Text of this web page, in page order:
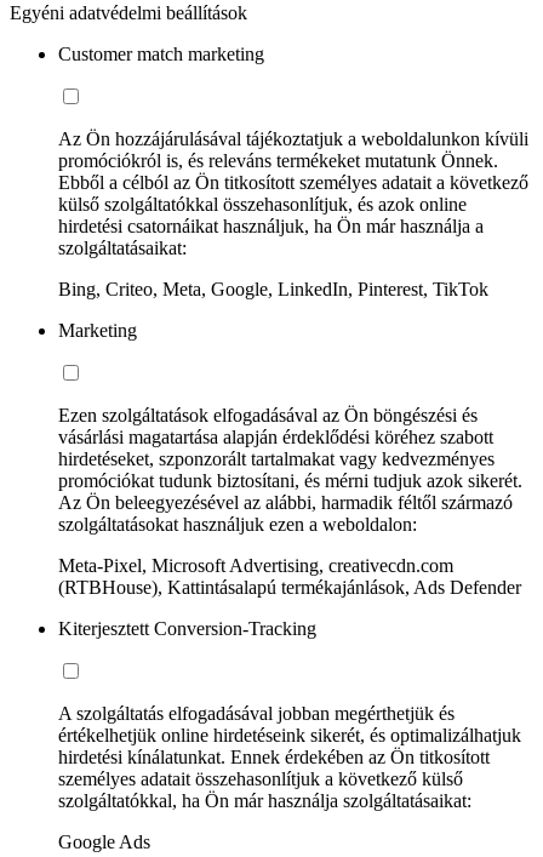
Egyéni adatvédelmi beállítások
Customer match marketing
Az Ön hozzájárulásával tájékoztatjuk a weboldalunkon kívüli
promóciókról is, és releváns termékeket mutatunk Önnek.
Ebből a célból az Ön titkosított személyes adatait a következő
külső szolgáltatókkal összehasonlítjuk, és azok online
hirdetési csatornáikat használjuk, ha Ön már használja a
szolgáltatásaikat:
Bing, Criteo, Meta, Google, LinkedIn, Pinterest, TikTok
Marketing
Ezen szolgáltatások elfogadásával az Ön böngészési és
vásárlási magatartása alapján érdeklődési köréhez szabott
hirdetéseket, szponzorált tartalmakat vagy kedvezményes
promóciókat tudunk biztosítani, és mérni tudjuk azok sikerét.
Az Ön beleegyezésével az alábbi, harmadik féltől származó
szolgáltatásokat használjuk ezen a weboldalon:
Meta-Pixel, Microsoft Advertising, creativecdn.com
(RTBHouse), Kattintásalapú termékajánlások, Ads Defender
Kiterjesztett Conversion-Tracking
A szolgáltatás elfogadásával jobban megérthetjük és
értékelhetjük online hirdetéseink sikerét, és optimalizálhatjuk
hirdetési kínálatunkat. Ennek érdekében az Ön titkosított
személyes adatait összehasonlítjuk a következő külső
szolgáltatókkal, ha Ön már használja szolgáltatásaikat:
Google Ads